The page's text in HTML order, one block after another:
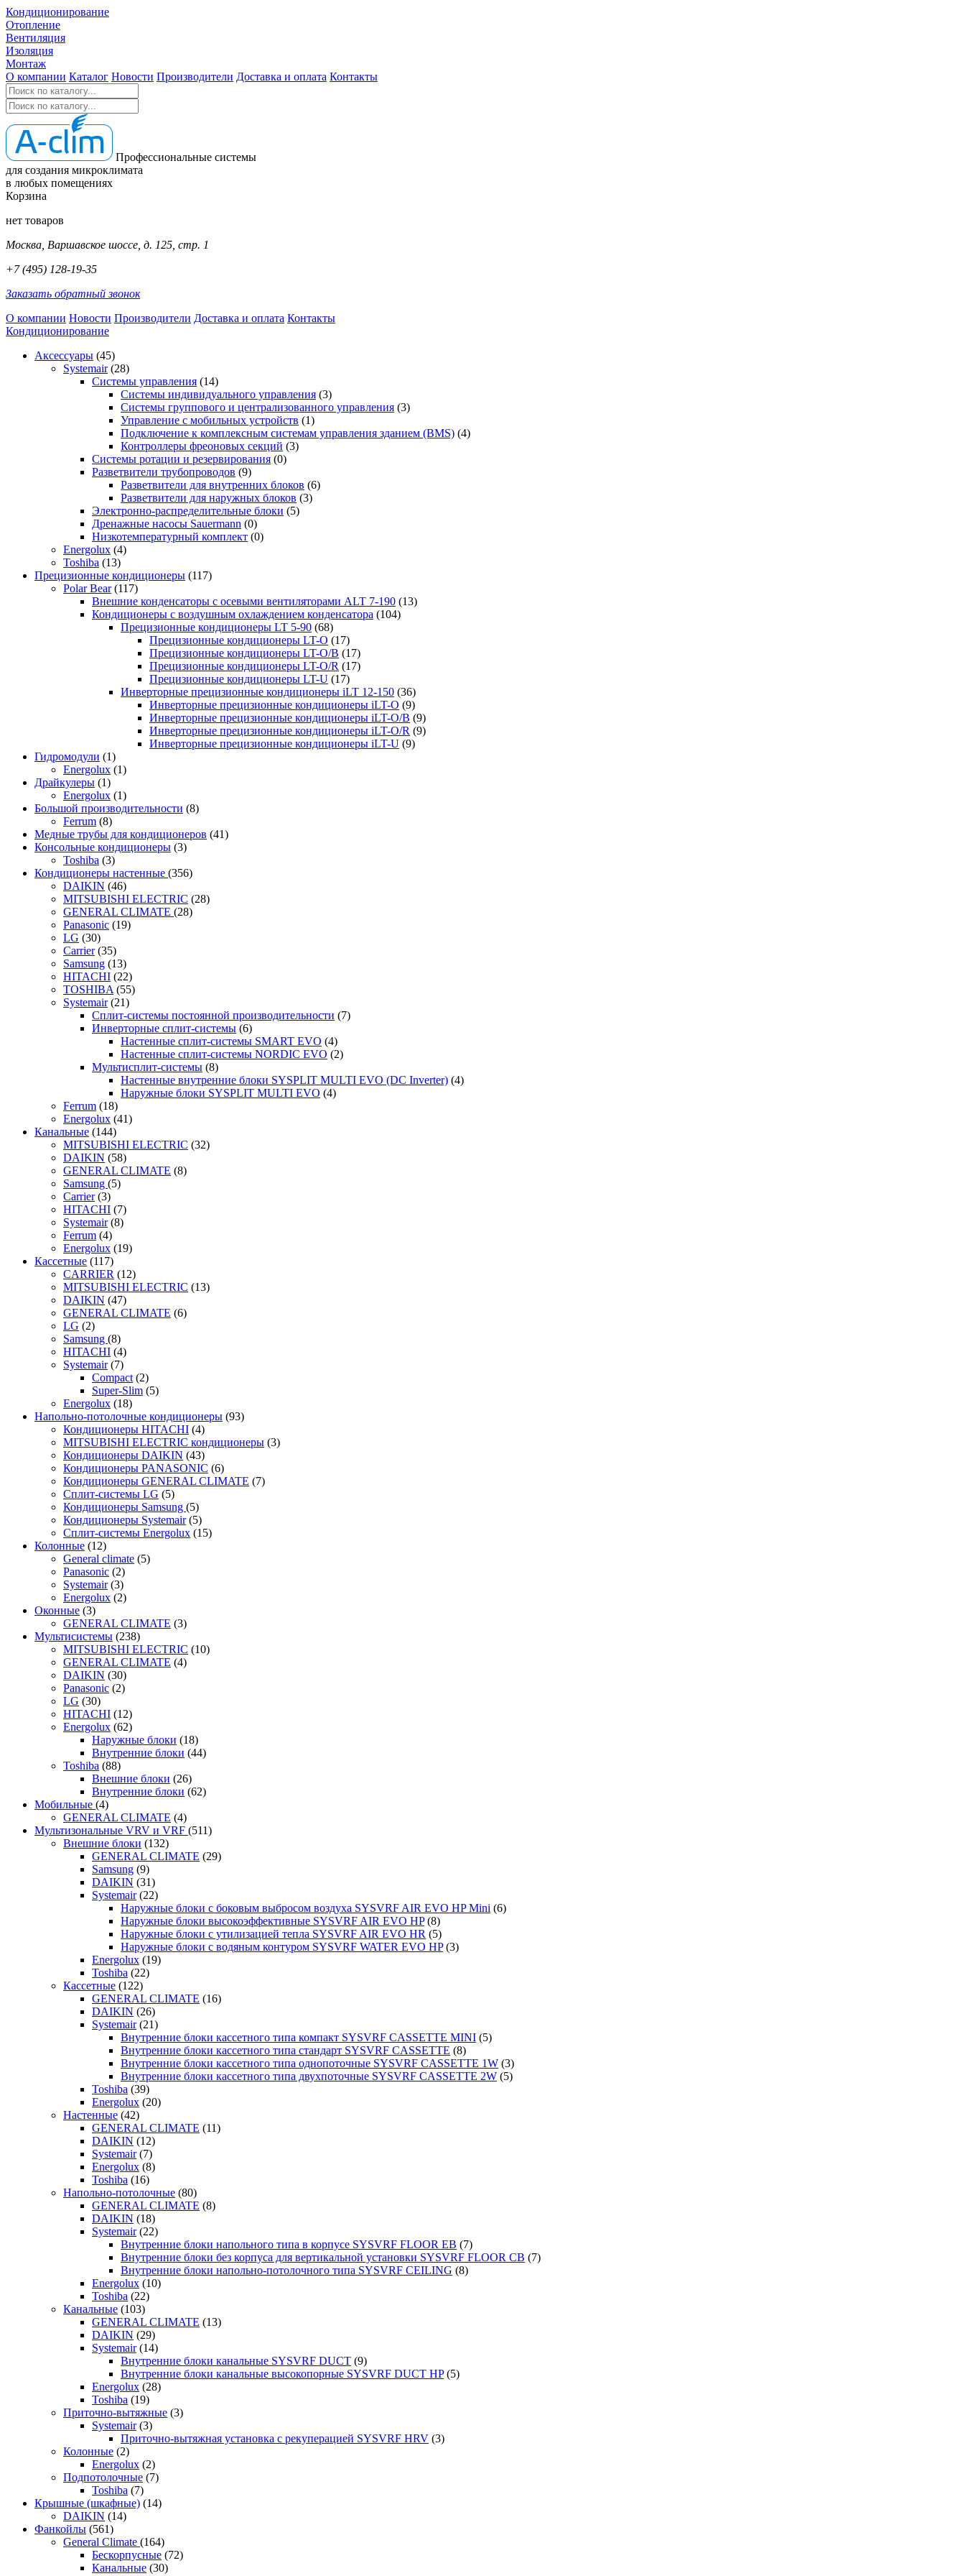
Кондиционирование
Отопление
Вентиляция
Изоляция
Монтаж
О компании Каталог Новости Производители Доставка и оплата Контакты
Профессиональные системы
для создания микроклимата
в любых помещениях
Корзина
нет товаров
Москва, Варшавское шоссе, д. 125, стр. 1
+7 (495) 128-19-35
Заказать обратный звонок
О компании Новости Производители Доставка и оплата Контакты
Кондиционирование
Аксессуары (45)
Systemair (28)
Системы управления (14)
Системы индивидуального управления (3)
Системы группового и централизованного управления (3)
Управление с мобильных устройств (1)
Подключение к комплексным системам управления зданием (BMS) (4)
Контроллеры фреоновых секций (3)
Системы ротации и резервирования (0)
Разветвители трубопроводов (9)
Разветвители для внутренних блоков (6)
Разветвители для наружных блоков (3)
Электронно-распределительные блоки (5)
Дренажные насосы Sauermann (0)
Низкотемпературный комплект (0)
Energolux (4)
Toshiba (13)
Прецизионные кондиционеры (117)
Polar Bear (117)
Внешние конденсаторы с осевыми вентиляторами ALT 7-190 (13)
Кондиционеры с воздушным охлаждением конденсатора (104)
Прецизионные кондиционеры LT 5-90 (68)
Прецизионные кондиционеры LT-O (17)
Прецизионные кондиционеры LT-O/B (17)
Прецизионные кондиционеры LT-O/R (17)
Прецизионные кондиционеры LT-U (17)
Инверторные прецизионные кондиционеры iLT 12-150 (36)
Инверторные прецизионные кондиционеры iLT-O (9)
Инверторные прецизионные кондиционеры iLT-O/B (9)
Инверторные прецизионные кондиционеры iLT-O/R (9)
Инверторные прецизионные кондиционеры iLT-U (9)
Гидромодули (1)
Energolux (1)
Драйкулеры (1)
Energolux (1)
Большой производительности (8)
Ferrum (8)
Медные трубы для кондиционеров (41)
Консольные кондиционеры (3)
Toshiba (3)
Кондиционеры настенные (356)
DAIKIN (46)
MITSUBISHI ELECTRIC (28)
GENERAL CLIMATE (28)
Panasonic (19)
LG (30)
Carrier (35)
Samsung (13)
HITACHI (22)
TOSHIBA (55)
Systemair (21)
Сплит-системы постоянной производительности (7)
Инверторные сплит-системы (6)
Настенные сплит-системы SMART EVO (4)
Настенные сплит-системы NORDIC EVO (2)
Мультисплит-системы (8)
Настенные внутренние блоки SYSPLIT MULTI EVO (DC Inverter) (4)
Наружные блоки SYSPLIT MULTI EVO (4)
Ferrum (18)
Energolux (41)
Канальные (144)
MITSUBISHI ELECTRIC (32)
DAIKIN (58)
GENERAL CLIMATE (8)
Samsung (5)
Carrier (3)
HITACHI (7)
Systemair (8)
Ferrum (4)
Energolux (19)
Кассетные (117)
CARRIER (12)
MITSUBISHI ELECTRIC (13)
DAIKIN (47)
GENERAL CLIMATE (6)
LG (2)
Samsung (8)
HITACHI (4)
Systemair (7)
Compact (2)
Super-Slim (5)
Energolux (18)
Напольно-потолочные кондиционеры (93)
Кондиционеры HITACHI (4)
MITSUBISHI ELECTRIC кондиционеры (3)
Кондиционеры DAIKIN (43)
Кондиционеры PANASONIC (6)
Кондиционеры GENERAL CLIMATE (7)
Сплит-системы LG (5)
Кондиционеры Samsung (5)
Кондиционеры Systemair (5)
Сплит-системы Energolux (15)
Колонные (12)
General climate (5)
Panasonic (2)
Systemair (3)
Energolux (2)
Оконные (3)
GENERAL CLIMATE (3)
Мультисистемы (238)
MITSUBISHI ELECTRIC (10)
GENERAL CLIMATE (4)
DAIKIN (30)
Panasonic (2)
LG (30)
HITACHI (12)
Energolux (62)
Наружные блоки (18)
Внутренние блоки (44)
Toshiba (88)
Внешние блоки (26)
Внутренние блоки (62)
Мобильные (4)
GENERAL CLIMATE (4)
Мультизональные VRV и VRF (511)
Внешние блоки (132)
GENERAL CLIMATE (29)
Samsung (9)
DAIKIN (31)
Systemair (22)
Наружные блоки с боковым выбросом воздуха SYSVRF AIR EVO HP Mini (6)
Наружные блоки высокоэффективные SYSVRF AIR EVO HP (8)
Наружные блоки с утилизацией тепла SYSVRF AIR EVO HR (5)
Наружные блоки с водяным контуром SYSVRF WATER EVO HP (3)
Energolux (19)
Toshiba (22)
Кассетные (122)
GENERAL CLIMATE (16)
DAIKIN (26)
Systemair (21)
Внутренние блоки кассетного типа компакт SYSVRF CASSETTE MINI (5)
Внутренние блоки кассетного типа стандарт SYSVRF CASSETTE (8)
Внутренние блоки кассетного типа однопоточные SYSVRF CASSETTE 1W (3)
Внутренние блоки кассетного типа двухпоточные SYSVRF CASSETTE 2W (5)
Toshiba (39)
Energolux (20)
Настенные (42)
GENERAL CLIMATE (11)
DAIKIN (12)
Systemair (7)
Energolux (8)
Toshiba (16)
Напольно-потолочные (80)
GENERAL CLIMATE (8)
DAIKIN (18)
Systemair (22)
Внутренние блоки напольного типа в корпусе SYSVRF FLOOR EB (7)
Внутренние блоки без корпуса для вертикальной установки SYSVRF FLOOR CB (7)
Внутренние блоки напольно-потолочного типа SYSVRF CEILING (8)
Energolux (10)
Toshiba (22)
Канальные (103)
GENERAL CLIMATE (13)
DAIKIN (29)
Systemair (14)
Внутренние блоки канальные SYSVRF DUCT (9)
Внутренние блоки канальные высокопорные SYSVRF DUCT HP (5)
Energolux (28)
Toshiba (19)
Приточно-вытяжные (3)
Systemair (3)
Приточно-вытяжная установка с рекуперацией SYSVRF HRV (3)
Колонные (2)
Energolux (2)
Подпотолочные (7)
Toshiba (7)
Крышные (шкафные) (14)
DAIKIN (14)
Фанкойлы (561)
General Climate (164)
Бескорпусные (72)
Канальные (30)